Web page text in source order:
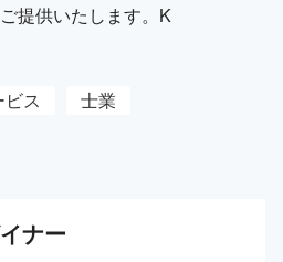
提供いたします。K
ス
士業
ナー